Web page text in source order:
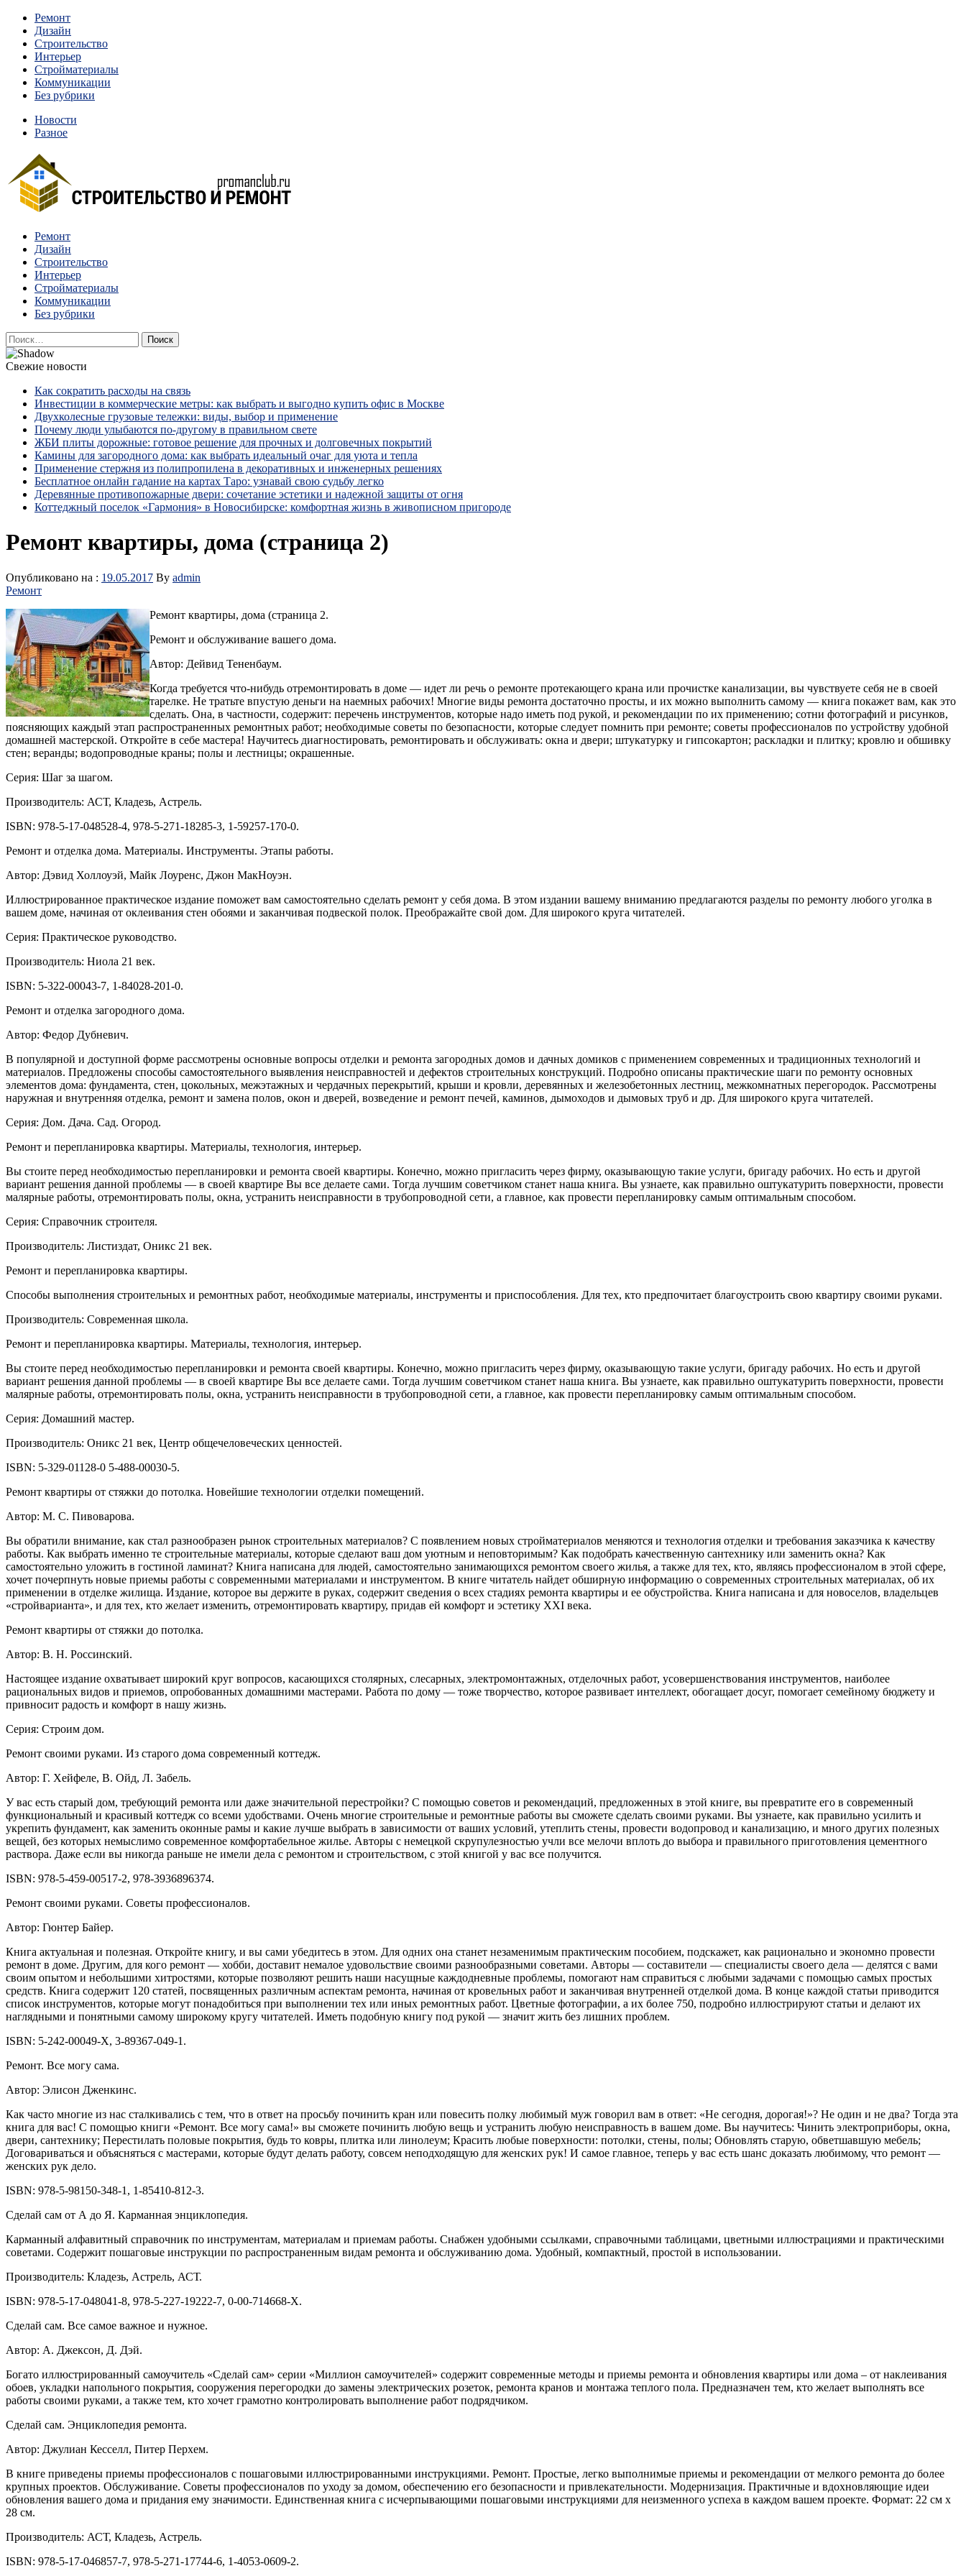
Перейти
содержимому
Ремонт
Дизайн
Строительство
Интерьер
Стройматериалы
Коммуникации
Без рубрики
Новости
Разное
Строительство и ремонт
Квартиры и дома, в которых живут разные люди, очень отличаются между собой.
Ремонт
Дизайн
Строительство
Интерьер
Стройматериалы
Коммуникации
Без рубрики
Найти:
Свежие новости
Как сократить расходы на связь
Инвестиции в коммерческие метры: как выбрать и выгодно купить офис в Москве
Двухколесные грузовые тележки: виды, выбор и применение
Почему люди улыбаются по‑другому в правильном свете
ЖБИ плиты дорожные: готовое решение для прочных и долговечных покрытий
Камины для загородного дома: как выбрать идеальный очаг для уюта и тепла
Применение стержня из полипропилена в декоративных и инженерных решениях
Бесплатное онлайн гадание на картах Таро: узнавай свою судьбу легко
Деревянные противопожарные двери: сочетание эстетики и надежной защиты от огня
Коттеджный поселок «Гармония» в Новосибирске: комфортная жизнь в живописном пригороде
Ремонт квартиры, дома (страница 2)
Опубликовано на : 19.05.2017 By admin
Ремонт
Ремонт квартиры, дома (страница 2.
Ремонт и обслуживание вашего дома.
Автор: Дейвид Тененбаум.
Когда требуется что-нибудь отремонтировать в доме — идет ли речь о ремонте протекающего крана или прочистке канализации, вы чувствуете себя не в своей
тарелке. Не тратьте впустую деньги на наемных рабочих! Многие виды ремонта достаточно просты, и их можно выполнить самому — книга покажет вам, как это
сделать. Она, в частности, содержит: перечень инструментов, которые надо иметь под рукой, и рекомендации по их применению; сотни фотографий и рисунков,
поясняющих каждый этап распространенных ремонтных работ; необходимые советы по безопасности, которые следует помнить при ремонте; советы профессионалов по устройству удобной
домашней мастерской. Откройте в себе мастера! Научитесь диагностировать, ремонтировать и обслуживать: окна и двери; штукатурку и гипсокартон; раскладки и плитку; кровлю и обшивку
стен; веранды; водопроводные краны; полы и лестницы; окрашенные.
Серия: Шаг за шагом.
Производитель: АСТ, Кладезь, Астрель.
ISBN: 978-5-17-048528-4, 978-5-271-18285-3, 1-59257-170-0.
Ремонт и отделка дома. Материалы. Инструменты. Этапы работы.
Автор: Дэвид Холлоуэй, Майк Лоуренс, Джон МакНоуэн.
Иллюстрированное практическое издание поможет вам самостоятельно сделать ремонт у себя дома. В этом издании вашему вниманию предлагаются разделы по ремонту любого уголка в
вашем доме, начиная от оклеивания стен обоями и заканчивая подвеской полок. Преображайте свой дом. Для широкого круга читателей.
Серия: Практическое руководство.
Производитель: Ниола 21 век.
ISBN: 5-322-00043-7, 1-84028-201-0.
Ремонт и отделка загородного дома.
Автор: Федор Дубневич.
В популярной и доступной форме рассмотрены основные вопросы отделки и ремонта загородных домов и дачных домиков с применением современных и традиционных технологий и
материалов. Предложены способы самостоятельного выявления неисправностей и дефектов строительных конструкций. Подробно описаны практические шаги по ремонту основных
элементов дома: фундамента, стен, цокольных, межэтажных и чердачных перекрытий, крыши и кровли, деревянных и железобетонных лестниц, межкомнатных перегородок. Рассмотрены
наружная и внутренняя отделка, ремонт и замена полов, окон и дверей, возведение и ремонт печей, каминов, дымоходов и дымовых труб и др. Для широкого круга читателей.
Серия: Дом. Дача. Сад. Огород.
Ремонт и перепланировка квартиры. Материалы, технология, интерьер.
Вы стоите перед необходимостью перепланировки и ремонта своей квартиры. Конечно, можно пригласить через фирму, оказывающую такие услуги, бригаду рабочих. Но есть и другой
вариант решения данной проблемы — в своей квартире Вы все делаете сами. Тогда лучшим советчиком станет наша книга. Вы узнаете, как правильно оштукатурить поверхности, провести
малярные работы, отремонтировать полы, окна, устранить неисправности в трубопроводной сети, а главное, как провести перепланировку самым оптимальным способом.
Серия: Справочник строителя.
Производитель: Листиздат, Оникс 21 век.
Ремонт и перепланировка квартиры.
Способы выполнения строительных и ремонтных работ, необходимые материалы, инструменты и приспособления. Для тех, кто предпочитает благоустроить свою квартиру своими руками.
Производитель: Современная школа.
Ремонт и перепланировка квартиры. Материалы, технология, интерьер.
Вы стоите перед необходимостью перепланировки и ремонта своей квартиры. Конечно, можно пригласить через фирму, оказывающую такие услуги, бригаду рабочих. Но есть и другой
вариант решения данной проблемы — в своей квартире Вы все делаете сами. Тогда лучшим советчиком станет наша книга. Вы узнаете, как правильно оштукатурить поверхности, провести
малярные работы, отремонтировать полы, окна, устранить неисправности в трубопроводной сети, а главное, как провести перепланировку самым оптимальным способом.
Серия: Домашний мастер.
Производитель: Оникс 21 век, Центр общечеловеческих ценностей.
ISBN: 5-329-01128-0 5-488-00030-5.
Ремонт квартиры от стяжки до потолка. Новейшие технологии отделки помещений.
Автор: М. С. Пивоварова.
Вы обратили внимание, как стал разнообразен рынок строительных материалов? С появлением новых стройматериалов меняются и технология отделки и требования заказчика к качеству
работы. Как выбрать именно те строительные материалы, которые сделают ваш дом уютным и неповторимым? Как подобрать качественную сантехнику или заменить окна? Как
самостоятельно уложить в гостиной ламинат? Книга написана для людей, самостоятельно занимающихся ремонтом своего жилья, а также для тех, кто, являясь профессионалом в этой сфере,
хочет почерпнуть новые приемы работы с современными материалами и инструментом. В книге читатель найдет обширную информацию о современных строительных материалах, об их
применении в отделке жилища. Издание, которое вы держите в руках, содержит сведения о всех стадиях ремонта квартиры и ее обустройства. Книга написана и для новоселов, владельцев
«стройварианта», и для тех, кто желает изменить, отремонтировать квартиру, придав ей комфорт и эстетику XXI века.
Ремонт квартиры от стяжки до потолка.
Автор: В. Н. Россинский.
Настоящее издание охватывает широкий круг вопросов, касающихся столярных, слесарных, электромонтажных, отделочных работ, усовершенствования инструментов, наиболее
рациональных видов и приемов, опробованных домашними мастерами. Работа по дому — тоже творчество, которое развивает интеллект, обогащает досуг, помогает семейному бюджету и
привносит радость и комфорт в нашу жизнь.
Серия: Строим дом.
Ремонт своими руками. Из старого дома современный коттедж.
Автор: Г. Хейфеле, В. Ойд, Л. Забель.
У вас есть старый дом, требующий ремонта или даже значительной перестройки? С помощью советов и рекомендаций, предложенных в этой книге, вы превратите его в современный
функциональный и красивый коттедж со всеми удобствами. Очень многие строительные и ремонтные работы вы сможете сделать своими руками. Вы узнаете, как правильно усилить и
укрепить фундамент, как заменить оконные рамы и какие лучше выбрать в зависимости от ваших условий, утеплить стены, провести водопровод и канализацию, и много других полезных
вещей, без которых немыслимо современное комфортабельное жилье. Авторы с немецкой скрупулезностью учли все мелочи вплоть до выбора и правильного приготовления цементного
раствора. Даже если вы никогда раньше не имели дела с ремонтом и строительством, с этой книгой у вас все получится.
ISBN: 978-5-459-00517-2, 978-3936896374.
Ремонт своими руками. Советы профессионалов.
Автор: Гюнтер Байер.
Книга актуальная и полезная. Откройте книгу, и вы сами убедитесь в этом. Для одних она станет незаменимым практическим пособием, подскажет, как рационально и экономно провести
ремонт в доме. Другим, для кого ремонт — хобби, доставит немалое удовольствие своими разнообразными советами. Авторы — составители — специалисты своего дела — делятся с вами
своим опытом и небольшими хитростями, которые позволяют решить наши насущные каждодневные проблемы, помогают нам справиться с любыми задачами с помощью самых простых
средств. Книга содержит 120 статей, посвященных различным аспектам ремонта, начиная от кровельных работ и заканчивая внутренней отделкой дома. В конце каждой статьи приводится
список инструментов, которые могут понадобиться при выполнении тех или иных ремонтных работ. Цветные фотографии, а их более 750, подробно иллюстрируют статьи и делают их
наглядными и понятными самому широкому кругу читателей. Иметь подобную книгу под рукой — значит жить без лишних проблем.
ISBN: 5-242-00049-X, 3-89367-049-1.
Ремонт. Все могу сама.
Автор: Элисон Дженкинс.
Как часто многие из нас сталкивались с тем, что в ответ на просьбу починить кран или повесить полку любимый муж говорил вам в ответ: «Не сегодня, дорогая!»? Не один и не два? Тогда эта
книга для вас! С помощью книги «Ремонт. Все могу сама!» вы сможете починить любую вещь и устранить любую неисправность в вашем доме. Вы научитесь: Чинить электроприборы, окна,
двери, сантехнику; Перестилать половые покрытия, будь то ковры, плитка или линолеум; Красить любые поверхности: потолки, стены, полы; Обновлять старую, обветшавшую мебель;
Договариваться и объясняться с мастерами, которые будут делать работу, совсем неподходящую для женских рук! И самое главное, теперь у вас есть шанс доказать любимому, что ремонт —
женских рук дело.
ISBN: 978-5-98150-348-1, 1-85410-812-3.
Сделай сам от А до Я. Карманная энциклопедия.
Карманный алфавитный справочник по инструментам, материалам и приемам работы. Снабжен удобными ссылками, справочными таблицами, цветными иллюстрациями и практическими
советами. Содержит пошаговые инструкции по распространенным видам ремонта и обслуживанию дома. Удобный, компактный, простой в использовании.
Производитель: Кладезь, Астрель, АСТ.
ISBN: 978-5-17-048041-8, 978-5-227-19222-7, 0-00-714668-X.
Сделай сам. Все самое важное и нужное.
Автор: А. Джексон, Д. Дэй.
Богато иллюстрированный самоучитель «Сделай сам» серии «Миллион самоучителей» содержит современные методы и приемы ремонта и обновления квартиры или дома – от наклеивания
обоев, укладки напольного покрытия, сооружения перегородки до замены электрических розеток, ремонта кранов и монтажа теплого пола. Предназначен тем, кто желает выполнять все
работы своими руками, а также тем, кто хочет грамотно контролировать выполнение работ подрядчиком.
Сделай сам. Энциклопедия ремонта.
Автор: Джулиан Кесселл, Питер Перхем.
В книге приведены приемы профессионалов с пошаговыми иллюстрированными инструкциями. Ремонт. Простые, легко выполнимые приемы и рекомендации от мелкого ремонта до более
крупных проектов. Обслуживание. Советы профессионалов по уходу за домом, обеспечению его безопасности и привлекательности. Модернизация. Практичные и вдохновляющие идеи
обновления вашего дома и придания ему значимости. Единственная книга с исчерпывающими пошаговыми инструкциями для неизменного успеха в каждом вашем проекте. Формат: 22 см х
28 см.
Производитель: АСТ, Кладезь, Астрель.
ISBN: 978-5-17-046857-7, 978-5-271-17744-6, 1-4053-0609-2.